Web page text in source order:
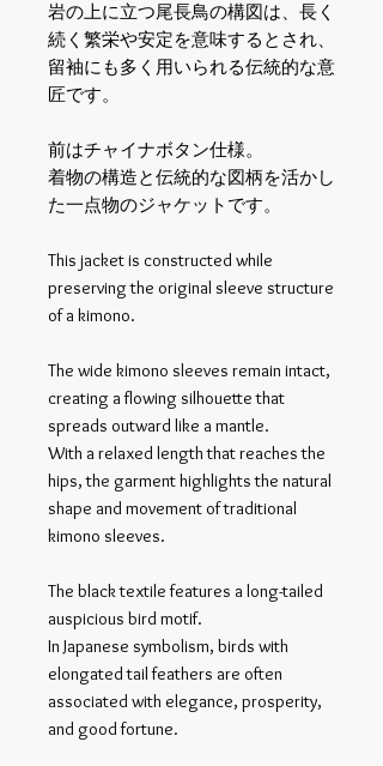
岩の上に立つ尾長鳥の構図は、長く
続く繁栄や安定を意味するとされ、
留袖にも多く用いられる伝統的な意
匠です。
前はチャイナボタン仕様。
着物の構造と伝統的な図柄を活かし
た一点物のジャケットです。
This jacket is constructed while
preserving the original sleeve structure
of a kimono.
The wide kimono sleeves remain intact,
creating a flowing silhouette that
spreads outward like a mantle.
With a relaxed length that reaches the
hips, the garment highlights the natural
shape and movement of traditional
kimono sleeves.
The black textile features a long-tailed
auspicious bird motif.
In Japanese symbolism, birds with
elongated tail feathers are often
associated with elegance, prosperity,
and good fortune.